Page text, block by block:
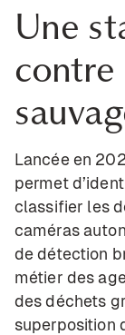
Une
contre
Lancée en
permet
classifier les
caméras
de détection
métier des
des déchets
superposition